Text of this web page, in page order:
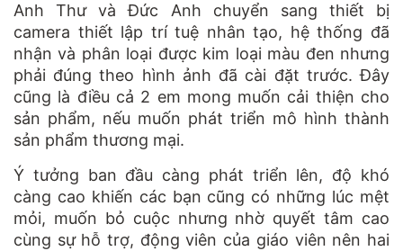
Anh Thư và Đức Anh chuyển sang thiết bị
camera thiết lập trí tuệ nhân tạo, hệ thống đã
nhận và phân loại được kim loại màu đen nhưng
phải đúng theo hình ảnh đã cài đặt trước. Đây
cũng là điều cả 2 em mong muốn cải thiện cho
sản phẩm, nếu muốn phát triển mô hình thành
sản phẩm thương mại.
Ý tưởng ban đầu càng phát triển lên, độ khó
càng cao khiến các bạn cũng có những lúc mệt
mỏi, muốn bỏ cuộc nhưng nhờ quyết tâm cao
cùng sự hỗ trợ, động viên của giáo viên nên hai